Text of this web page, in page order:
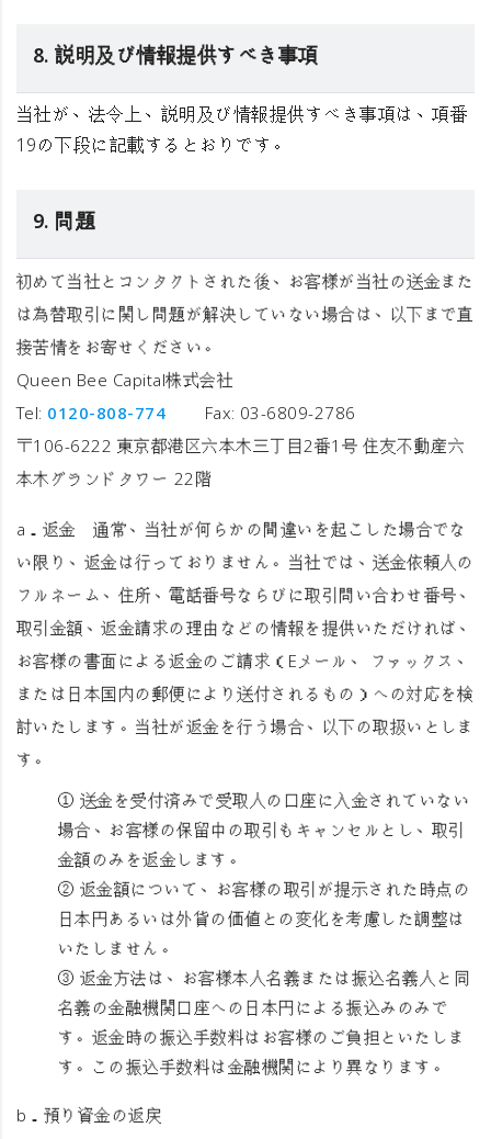
8. 説明及び情報提供すべき事項
当社が、法令上、説明及び情報提供すべき事項は、項番
19の下段に記載するとおりです。
9. 問題
初めて当社とコンタクトされた後、お客様が当社の送金また
は為替取引に関し問題が解決していない場合は、以下まで直
接苦情をお寄せください。
Queen Bee Capital株式会社
Tel: 0120-808-774 Fax: 03-6809-2786
〒106-6222 東京都港区六本木三丁目2番1号 住友不動産六
本木グランドタワー 22階
a．返金 通常、当社が何らかの間違いを起こした場合でな
い限り、返金は行っておりません。当社では、送金依頼人の
フルネーム、住所、電話番号ならびに取引問い合わせ番号、
取引金額、返金請求の理由などの情報を提供いただければ、
お客様の書面による返金のご請求（Eメール、 ファックス、
または日本国内の郵便により送付されるもの）への対応を検
討いたします。当社が返金を行う場合、以下の取扱いとしま
す。
① 送金を受付済みで受取人の口座に入金されていない
場合、お客様の保留中の取引もキャンセルとし、取引
金額のみを返金します。
② 返金額について、お客様の取引が提示された時点の
日本円あるいは外貨の価値との変化を考慮した調整は
いたしません。
③ 返金方法は、お客様本人名義または振込名義人と同
名義の金融機関口座への日本円による振込みのみで
す。返金時の振込手数料はお客様のご負担といたしま
す。この振込手数料は金融機関により異なります。
b．預り資金の返戻